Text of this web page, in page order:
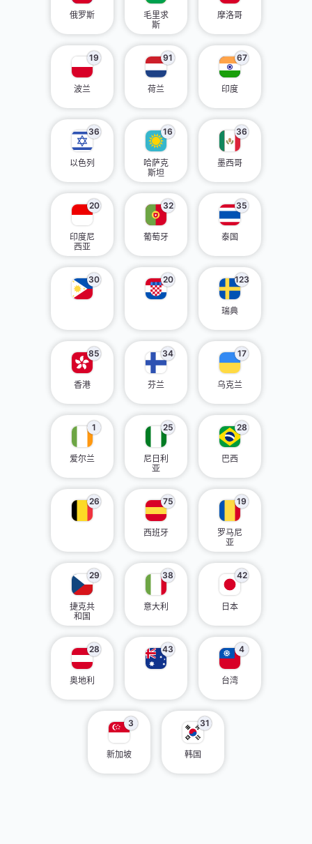
俄罗斯
毛里求
斯
摩洛哥
19
波兰
91
荷兰
67
印度
36
以色列
16
哈萨克
斯坦
36
墨西哥
20
印度尼
西亚
32
葡萄牙
35
泰国
30 20 123
瑞典
85
香港
34
芬兰
17
乌克兰
1
爱尔兰
25
尼日利
亚
28
巴西
26 75
西班牙
19
罗马尼
亚
29
捷克共
和国
38
意大利
42
日本
28
奥地利
43 4
台湾
3
新加坡
31
韩国